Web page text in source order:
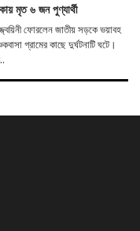
মৃত ৬ জন পুণ্যার্থী
ফোরলেন জাতীয় সড়কে ভয়াবহ
গ্রামের কাছে দুর্ঘটনাটি ঘটে।